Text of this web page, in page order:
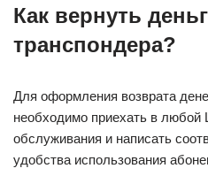
Как вернуть
транспондера?
Для оформления возврата
необходимо приехать в любой
обслуживания и написать
удобства использования